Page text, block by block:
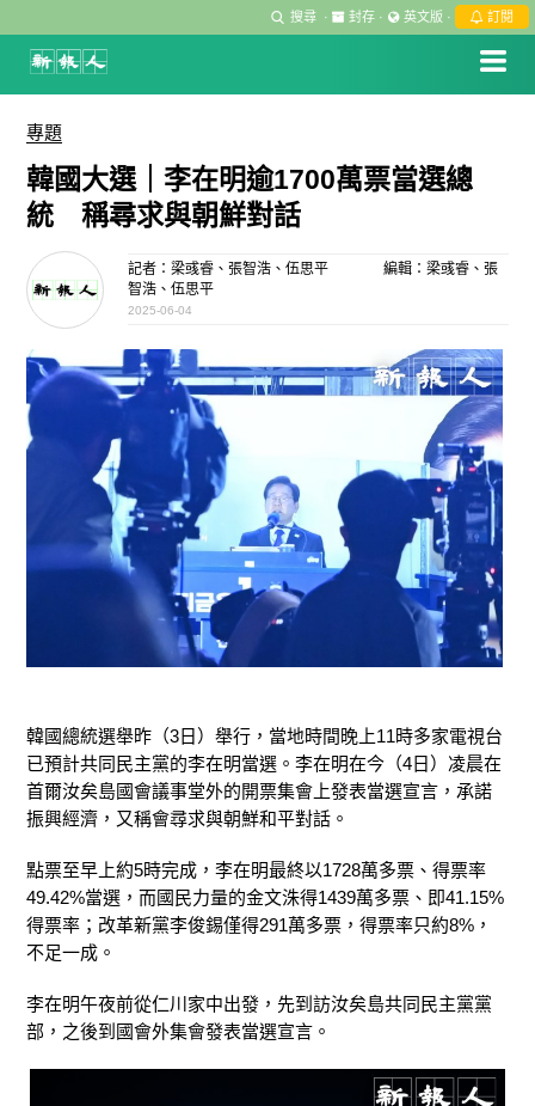
搜尋 · 封存 · 英文版 · 訂閱
專題
韓國大選｜李在明逾1700萬票當選總
統 稱尋求與朝鮮對話
記者：梁彧睿、張智浩、伍思平
編輯：梁彧睿、張
智浩、伍思平
2025-06-04
韓國總統選舉昨（3日）舉行，當地時間晚上11時多家電視台
已預計共同民主黨的李在明當選。李在明在今（4日）凌晨在
首爾汝矣島國會議事堂外的開票集會上發表當選宣言，承諾
振興經濟，又稱會尋求與朝鮮和平對話。
點票至早上約5時完成，李在明最終以1728萬多票、得票率
49.42%當選，而國民力量的金文洙得1439萬多票、即41.15%
得票率；改革新黨李俊錫僅得291萬多票，得票率只約8%，
不足一成。
李在明午夜前從仁川家中出發，先到訪汝矣島共同民主黨黨
部，之後到國會外集會發表當選宣言。